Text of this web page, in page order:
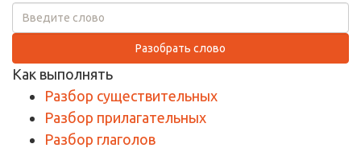
Разобрать слово
Как выполнять
Разбор существительных
Разбор прилагательных
Разбор глаголов